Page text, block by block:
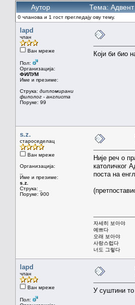
Аутор Тема:
0 чланова и 1 гост прегледају ову тему.
lapd
члан
Ван мреже
Пол:
Организација:
ФИЛУМ
Име и презиме:
Струка: дипломирани
филолог - англиста
Поруке: 99
Који би био
s.z.
староседелац
Ван мреже
Организација:
Име и презиме:
s.z.
Струка:
Поруке: 900
Није реч о
католичког
поста на
자세히 보아야
예쁘다
오래 보아야
사랑스럽다
너도 그렇다
lapd
члан
Ван мреже
Пол:
У суштини